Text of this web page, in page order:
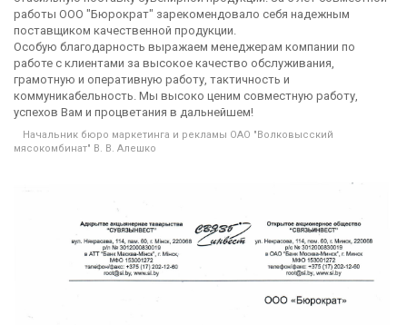
работы ООО "Бюрократ" зарекомендовало себя надежным
поставщиком качественной продукции.
Особую благодарность выражаем менеджерам компании по
работе с клиентами за высокое качество обслуживания,
грамотную и оперативную работу, тактичность и
коммуникабельность. Мы высоко ценим совместную работу,
успехов Вам и процветания в дальнейшем!
Начальник бюро маркетинга и рекламы ОАО "Волковысский
мясокомбинат" В. В. Алешко